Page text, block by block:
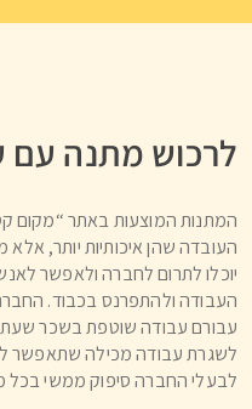
לרכוש מתנה עם
המתנות המוצעות באתר “מקום
העובדה שהן איכותיות יותר,
יוכלו לתרום לחברה ולאפשר
העבודה ולהתפרנס בכבוד.
עבורם עבודה שוטפת בשכר
לשגרת עבודה מכילה שתאפשר
לבעלי החברה סיפוק ממשי בכל